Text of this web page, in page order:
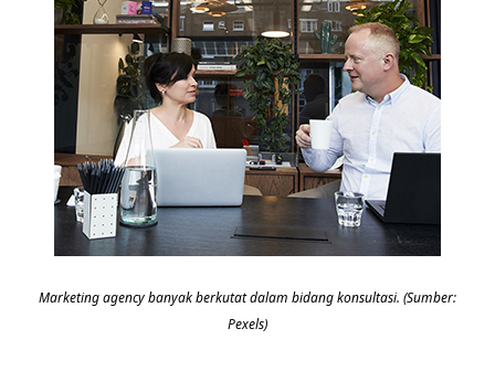
Marketing agency banyak berkutat dalam bidang konsultasi. (Sumber:
Pexels)